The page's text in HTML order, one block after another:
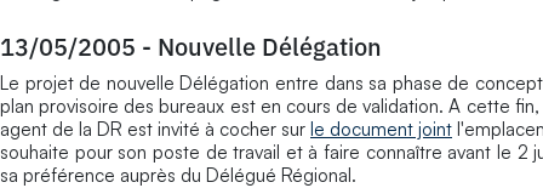
13/05/2005 - Nouvelle Délégation
Le projet de nouvelle Délégation entre dans sa phase de
plan provisoire des bureaux est en cours de validation. A cette
agent de la DR est invité à cocher sur le document joint
souhaite pour son poste de travail et à faire connaître avant le 2
sa préférence auprès du Délégué Régional.